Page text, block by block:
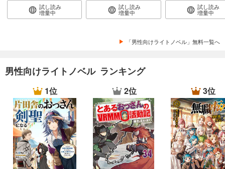
試し読み
増量中
試し読み
増量中
試し読み
増量中
「男性向けライトノベル」無料一覧へ
男性向けライトノベル ランキング
1位 2位 3位